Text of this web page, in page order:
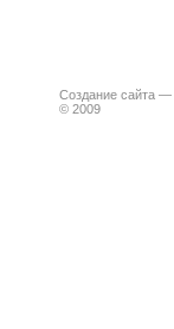
Создание сайта —
© 2009